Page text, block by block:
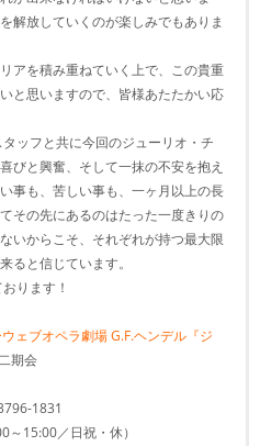
解放していくのが楽しみでもありま
アを積み重ねていく上で、この貴重
と思いますので、皆様あたたかい応
ッフと共に今回のジューリオ・チ
びと興奮、そして一抹の不安を抱え
事も、苦しい事も、一ヶ月以上の長
その先にあるのはたった一度きりの
いからこそ、それぞれが持つ最大限
ると信じています。
ります！
ェブオペラ劇場 G.F.ヘンデル『ジ
期会
1831
～15:00／日祝・休）